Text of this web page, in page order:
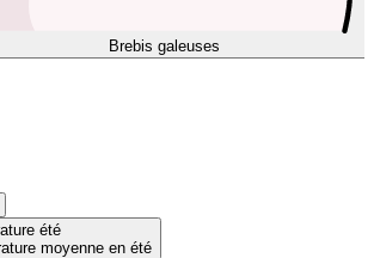
Brebis galeuses
été
moyenne en été